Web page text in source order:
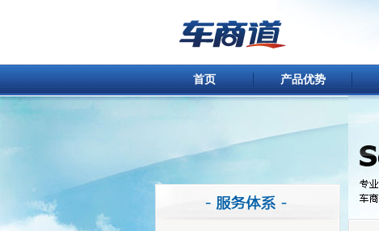
首页 产品优势